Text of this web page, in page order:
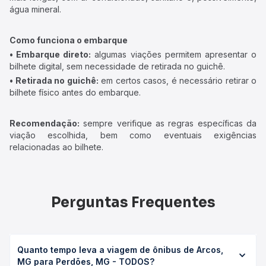
água mineral.
Como funciona o embarque
• Embarque direto: algumas viações permitem apresentar o
bilhete digital, sem necessidade de retirada no guichê.
• Retirada no guichê: em certos casos, é necessário retirar o
bilhete físico antes do embarque.
Recomendação: sempre verifique as regras específicas da
viação escolhida, bem como eventuais exigências
relacionadas ao bilhete.
Perguntas Frequentes
Quanto tempo leva a viagem de ônibus de Arcos,
MG para Perdões, MG - TODOS?